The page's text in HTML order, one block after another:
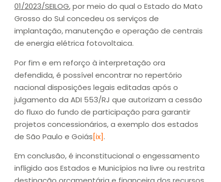
01/2023/SEILOG, por meio do qual o Estado do Mato
Grosso do Sul concedeu os serviços de
implantação, manutenção e operação de centrais
de energia elétrica fotovoltaica.
Por fim e em reforço à interpretação ora
defendida, é possível encontrar no repertório
nacional disposições legais editadas após o
julgamento da ADI 553/RJ que autorizam a cessão
do fluxo do fundo de participação para garantir
projetos concessionários, a exemplo dos estados
de São Paulo e Goiás[ix].
Em conclusão, é inconstitucional o engessamento
infligido aos Estados e Municípios na livre ou restrita